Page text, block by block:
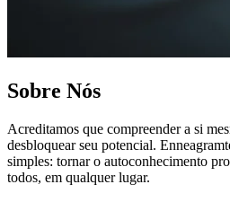
Sobre Nós
Acreditamos que compreender a si
desbloquear seu potencial.
simples: tornar o autoconhecimento
todos, em qualquer lugar.